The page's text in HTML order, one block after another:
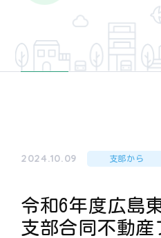
2024.10.09 支部から
令和6年度広島
支部合同不動産